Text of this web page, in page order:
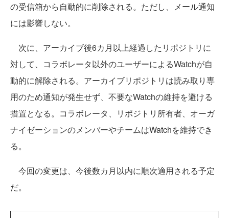
の受信箱から自動的に削除される。ただし、メール通知
には影響しない。
次に、アーカイブ後6カ月以上経過したリポジトリに
対して、コラボレータ以外のユーザーによるWatchが自
動的に解除される。アーカイブリポジトリは読み取り専
用のため通知が発生せず、不要なWatchの維持を避ける
措置となる。コラボレータ、リポジトリ所有者、オーガ
ナイゼーションのメンバーやチームはWatchを維持でき
る。
今回の変更は、今後数カ月以内に順次適用される予定
だ。